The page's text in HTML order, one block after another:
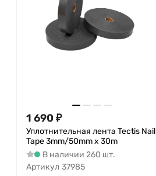
1 690 ₽
Уплотнительная лента Tectis Nail
Tape 3mm/50mm x 30m
В наличии 260 шт.
Артикул 37985